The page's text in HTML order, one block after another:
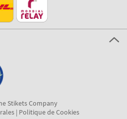
Stikets Company
| Politique de Cookies